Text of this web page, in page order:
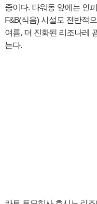
중이다. 타워동 앞에는 인
F&B(식음) 시설도 전반적
여름, 더 진화된 리조나레
는다.